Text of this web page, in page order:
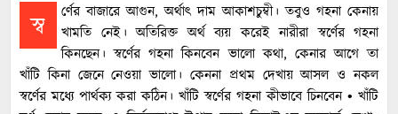
স্ব
র্ণের বাজারে আগুন, অর্থাৎ দাম আকাশচুম্বী। তবুও গহনা কেনায়
খামতি নেই। অতিরিক্ত অর্থ ব্যয় করেই নারীরা স্বর্ণের গহনা
কিনছেন। স্বর্ণের গহনা কিনবেন ভালো কথা, কেনার আগে তা
খাঁটি কিনা জেনে নেওয়া ভালো। কেননা প্রথম দেখায় আসল ও নকল
স্বর্ণের মধ্যে পার্থক্য করা কঠিন। খাঁটি স্বর্ণের গহনা কীভাবে চিনবেন • খাঁটি